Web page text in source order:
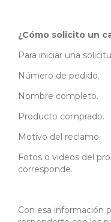
¿Cómo solicito un
Para iniciar una
Número de pedido.
Nombre completo.
Producto comprado.
Motivo del reclamo.
Fotos o videos del
corresponde.
Con esa información